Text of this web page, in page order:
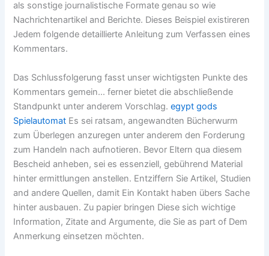
als sonstige journalistische Formate genau so wie
Nachrichtenartikel and Berichte. Dieses Beispiel existireren
Jedem folgende detaillierte Anleitung zum Verfassen eines
Kommentars.
Das Schlussfolgerung fasst unser wichtigsten Punkte des
Kommentars gemein… ferner bietet die abschließende
Standpunkt unter anderem Vorschlag.egypt gods
Spielautomat Es sei ratsam, angewandten Bücherwurm
zum Überlegen anzuregen unter anderem den Forderung
zum Handeln nach aufnotieren. Bevor Eltern qua diesem
Bescheid anheben, sei es essenziell, gebührend Material
hinter ermittlungen anstellen. Entziffern Sie Artikel, Studien
and andere Quellen, damit Ein Kontakt haben übers Sache
hinter ausbauen. Zu papier bringen Diese sich wichtige
Information, Zitate and Argumente, die Sie as part of Dem
Anmerkung einsetzen möchten.